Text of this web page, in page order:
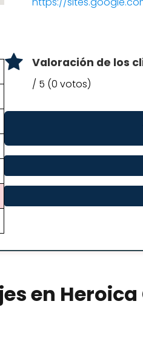
Valoración de los
/ 5 (0 votos)
en